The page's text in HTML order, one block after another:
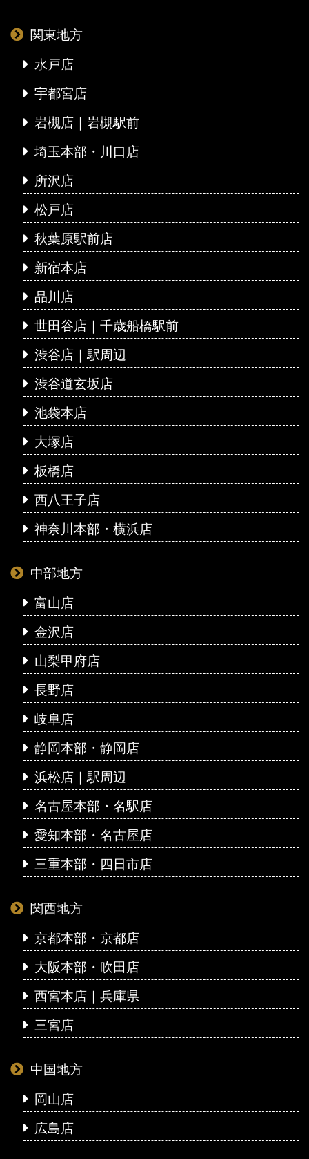
関東地方
水戸店
宇都宮店
岩槻店｜岩槻駅前
埼玉本部・川口店
所沢店
松戸店
秋葉原駅前店
新宿本店
品川店
世田谷店｜千歳船橋駅前
渋谷店｜駅周辺
渋谷道玄坂店
池袋本店
大塚店
板橋店
西八王子店
神奈川本部・横浜店
中部地方
富山店
金沢店
山梨甲府店
長野店
岐阜店
静岡本部・静岡店
浜松店｜駅周辺
名古屋本部・名駅店
愛知本部・名古屋店
三重本部・四日市店
関西地方
京都本部・京都店
大阪本部・吹田店
西宮本店｜兵庫県
三宮店
中国地方
岡山店
広島店